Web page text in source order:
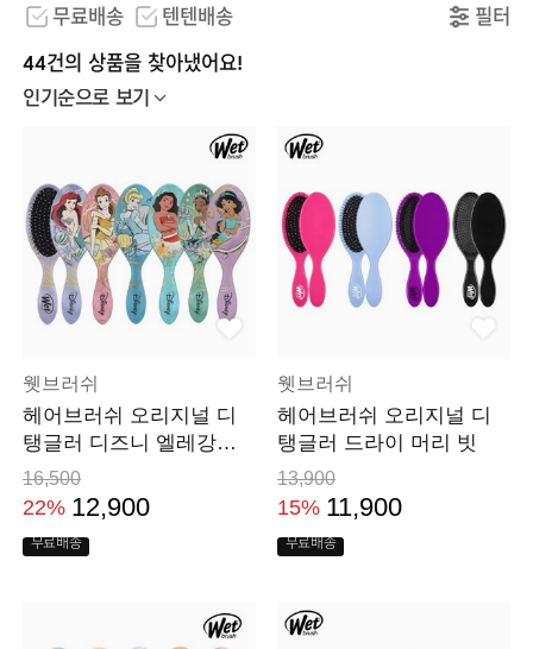
무료배송 텐텐배송 필터
44건의 상품을 찾아냈어요!
인기순으로 보기
웻브러쉬
헤어브러쉬 오리지널 디
탱글러 디즈니 엘레강트
드라이 머리 빗
16,500
22% 12,900
무료배송
웻브러쉬
헤어브러쉬 오리지널 디
탱글러 드라이 머리 빗
13,900
15% 11,900
무료배송